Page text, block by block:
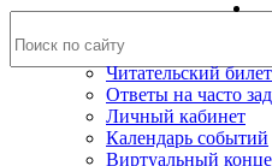
Читательский
Ответы на часто
Личный кабинет
Календарь событий
Виртуальный